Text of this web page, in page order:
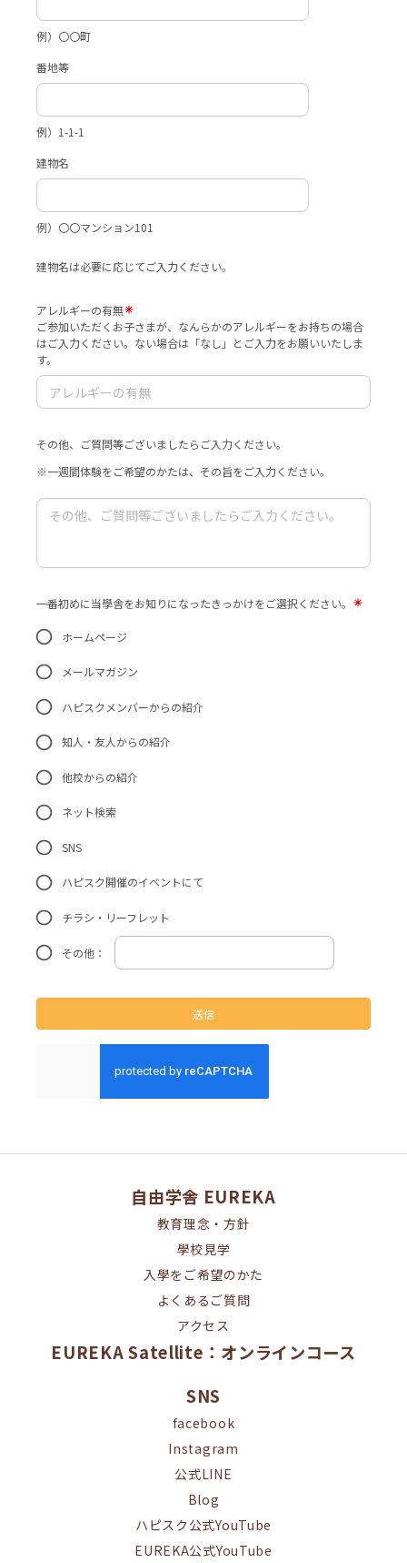
自由学舎 EUREKA
教育理念・方針
學校見学
入學をご希望のかた
よくあるご質問
アクセス
EUREKA Satellite：オンラインコース
SNS
facebook
Instagram
公式LINE
Blog
ハピスク公式YouTube
EUREKA公式YouTube